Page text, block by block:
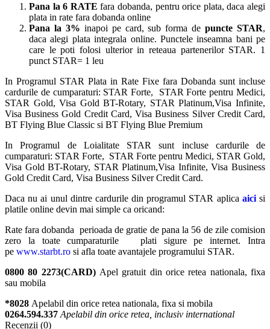
Pana la 6 RATE fara dobanda, pentru orice plata, daca alegi
plata in rate fara dobanda online
Pana la 3% inapoi pe card, sub forma depuncte STAR,
daca alegi plata integrala online. Punctele inseamna bani pe
care le poti folosi ulterior in reteaua partenerilor STAR. 1
punct STAR= 1 leu
In Programul STAR Plata in Rate Fixe fara Dobanda sunt incluse
cardurile de cumparaturi: STAR Forte, STAR Forte pentru Medici,
STAR Gold, Visa Gold BT-Rotary, STAR Platinum,Visa Infinite,
Visa Business Gold Credit Card, Visa Business Silver Credit Card,
BT Flying Blue Classic si BT Flying Blue Premium
In Programul de Loialitate STAR sunt incluse cardurile de
cumparaturi: STAR Forte, STAR Forte pentru Medici, STAR Gold,
Visa Gold BT-Rotary, STAR Platinum,Visa Infinite, Visa Business
Gold Credit Card, Visa Business Silver Credit Card.
Daca nu ai unul dintre cardurile din programul STAR aplica aicisi
platile online devin mai simple ca oricand:
Rate fara dobanda perioada de gratie de pana la 56 de zile comision
zero la toate cumparaturile plati sigure pe internet. Intra
pe www.starbt.ro si afla toate avantajele programului STAR.
0800 80 2273(CARD)Apel gratuit din orice retea nationala, fixa
sau mobila
*8028 Apelabil din orice retea nationala, fixa si mobila
0264.594.337 Apelabil din orice retea, inclusiv international
Recenzii (0)